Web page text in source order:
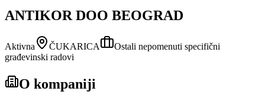
ANTIKOR DOO BEOGRAD
Aktivna ČUKARICA
Ostali nepomenuti specifični
građevinski radovi
O kompaniji